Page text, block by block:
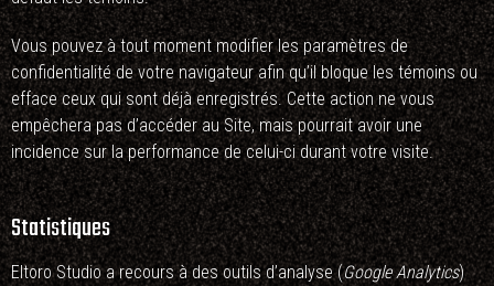
Vous pouvez à tout moment modifier les paramètres de
confidentialité de votre navigateur afin qu’il bloque les témoins ou
efface ceux qui sont déjà enregistrés. Cette action ne vous
empêchera pas d’accéder au Site, mais pourrait avoir une
incidence sur la performance de celui-ci durant votre visite.
Statistiques
Eltoro Studio a recours à des outils d’analyse (Google Analytics)